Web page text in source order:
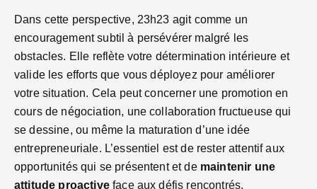
Dans cette perspective, 23h23 agit comme un
encouragement subtil à persévérer malgré les
obstacles. Elle reflète votre détermination intérieure et
valide les efforts que vous déployez pour améliorer
votre situation. Cela peut concerner une promotion en
cours de négociation, une collaboration fructueuse qui
se dessine, ou même la maturation d’une idée
entrepreneuriale. L’essentiel est de rester attentif aux
opportunités qui se présentent et de maintenir une
attitude proactiveface aux défis rencontrés.